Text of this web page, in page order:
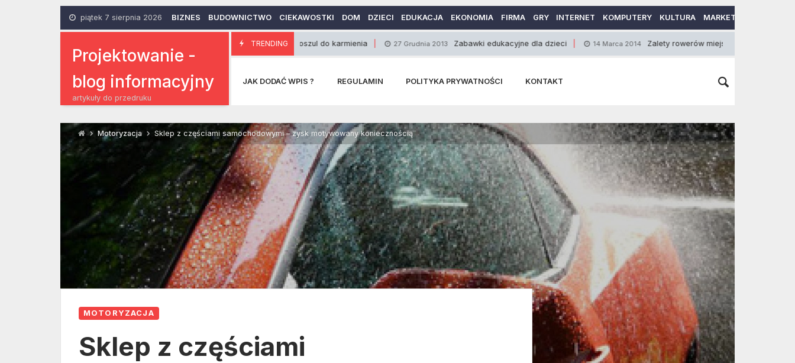
piątek 7 sierpnia 2026 BIZNES BUDOWNICTWO CIEKAWOSTKI DOM DZIECI EDUKACJA EKONOMIA FIRMA GRY INTERNET KOMPUTERY KULTURA MARKETING
Projektowanie -
blog informacyjny
artykuły do przedruku
TRENDING
Rodzaje koszul do karmienia 27 Grudnia 2013 Zabawki edukacyjne dla dzieci 14 Marca 2014 Zalety rowerów miejskich 15 Stycznia 2015
JAK DODAĆ WPIS ? REGULAMIN POLITYKA PRYWATNOŚCI KONTAKT
Motoryzacja Sklep z częściami samochodowymi – zysk motywowany koniecznością
MOTORYZACJA
Sklep z częściami